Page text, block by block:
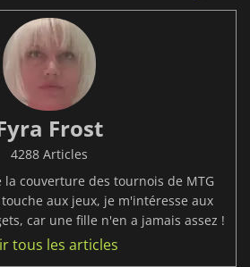
Frost
4288 Articles
couverture des tournois de MTG
aux jeux, je m'intéresse aux
car une fille n'en a jamais assez !
tous les articles